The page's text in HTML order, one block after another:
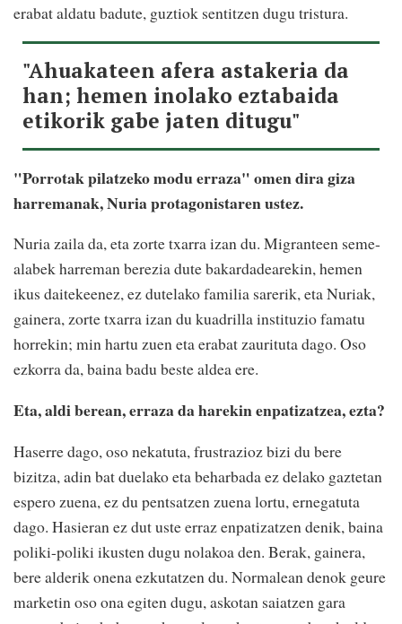
erabat aldatu badute, guztiok sentitzen dugu tristura.
"Ahuakateen afera astakeria da
han; hemen inolako eztabaida
etikorik gabe jaten ditugu"
"Porrotak pilatzeko modu erraza" omen dira giza
harremanak, Nuria protagonistaren ustez.
Nuria zaila da, eta zorte txarra izan du. Migranteen seme-
alabek harreman berezia dute bakardadearekin, hemen
ikus daitekeenez, ez dutelako familia sarerik, eta Nuriak,
gainera, zorte txarra izan du kuadrilla instituzio famatu
horrekin; min hartu zuen eta erabat zaurituta dago. Oso
ezkorra da, baina badu beste aldea ere.
Eta, aldi berean, erraza da harekin enpatizatzea, ezta?
Haserre dago, oso nekatuta, frustrazioz bizi du bere
bizitza, adin bat duelako eta beharbada ez delako gaztetan
espero zuena, ez du pentsatzen zuena lortu, ernegatuta
dago. Hasieran ez dut uste erraz enpatizatzen denik, baina
poliki-poliki ikusten dugu nolakoa den. Berak, gainera,
bere alderik onena ezkutatzen du. Normalean denok geure
marketin oso ona egiten dugu, askotan saiatzen gara